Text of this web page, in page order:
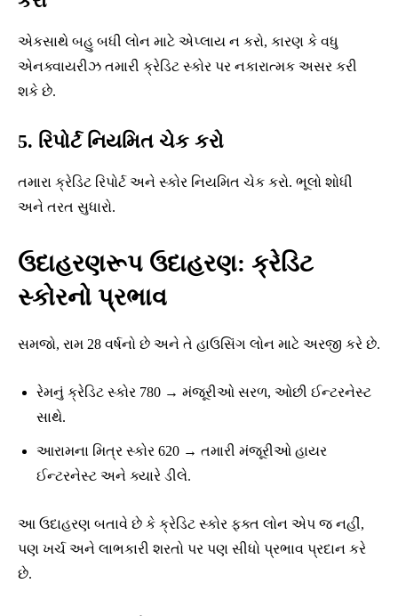
એકસાથે બહુ બધી લોન માટે એપ્લાય ન કરો, કારણ કે વધુ
એનક્વાયરીઝ તમારી ક્રેડિટ સ્કોર પર નકારાત્મક અસર કરી
શકે છે.
5. રિપોર્ટ નિયમિત ચેક કરો
તમારા ક્રેડિટ રિપોર્ટ અને સ્કોર નિયમિત ચેક કરો. ભૂલો શોધી
અને તરત સુધારો.
ઉદાહરણરૂપ ઉદાહરણ: ક્રેડિટ
સ્કોરનો પ્રભાવ
સમજો, રામ 28 વર્ષનો છે અને તે હાઉસિંગ લોન માટે અરજી કરે છે.
રેમનું ક્રેડિટ સ્કોર 780 → મંજૂરીઓ સરળ, ઓછી ઈન્ટરનેસ્ટ
સાથે.
આરામના મિત્ર સ્કોર 620 → તમારી મંજૂરીઓ હાયર
ઈન્ટરનેસ્ટ અને ક્યારે ડીલે.
આ ઉદાહરણ બતાવે છે કે ક્રેડિટ સ્કોર ફક્ત લોન એપ જ નહીં,
પણ ખર્ચ અને લાભકારી શરતો પર પણ સીધો પ્રભાવ પ્રદાન કરે
છે.